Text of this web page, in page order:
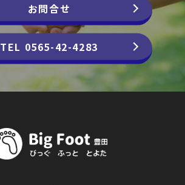
お問合せ
TEL 0565-42-4283